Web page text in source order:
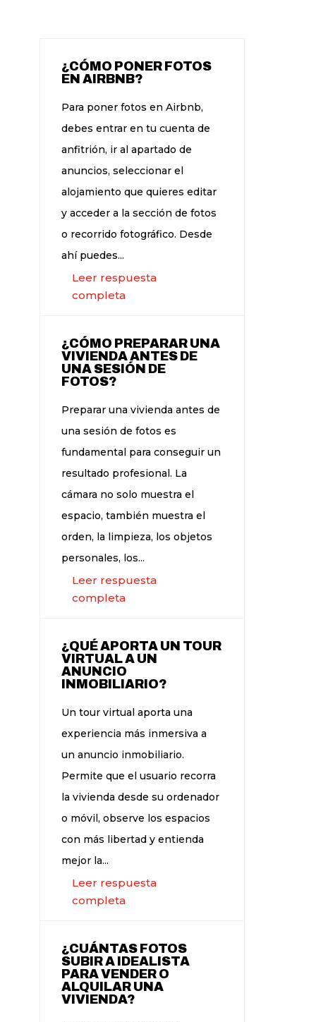
¿CÓMO PONER FOTOS
EN AIRBNB?
Para poner fotos en Airbnb,
debes entrar en tu cuenta de
anfitrión, ir al apartado de
anuncios, seleccionar el
alojamiento que quieres editar
y acceder a la sección de fotos
o recorrido fotográfico. Desde
ahí puedes...
Leer respuesta
completa
¿CÓMO PREPARAR UNA
VIVIENDA ANTES DE
UNA SESIÓN DE
FOTOS?
Preparar una vivienda antes de
una sesión de fotos es
fundamental para conseguir un
resultado profesional. La
cámara no solo muestra el
espacio, también muestra el
orden, la limpieza, los objetos
personales, los...
Leer respuesta
completa
¿QUÉ APORTA UN TOUR
VIRTUAL A UN
ANUNCIO
INMOBILIARIO?
Un tour virtual aporta una
experiencia más inmersiva a
un anuncio inmobiliario.
Permite que el usuario recorra
la vivienda desde su ordenador
o móvil, observe los espacios
con más libertad y entienda
mejor la...
Leer respuesta
completa
¿CUÁNTAS FOTOS
SUBIR A IDEALISTA
PARA VENDER O
ALQUILAR UNA
VIVIENDA?